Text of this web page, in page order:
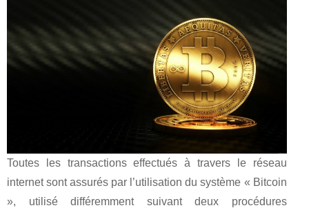
Toutes les transactions effectués à travers le réseau
internet sont assurés par l’utilisation du système « Bitcoin
», utilisé différemment suivant deux procédures